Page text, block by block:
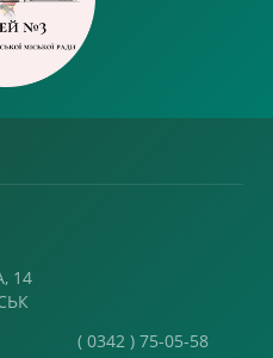
14
( 0342 ) 75-05-58